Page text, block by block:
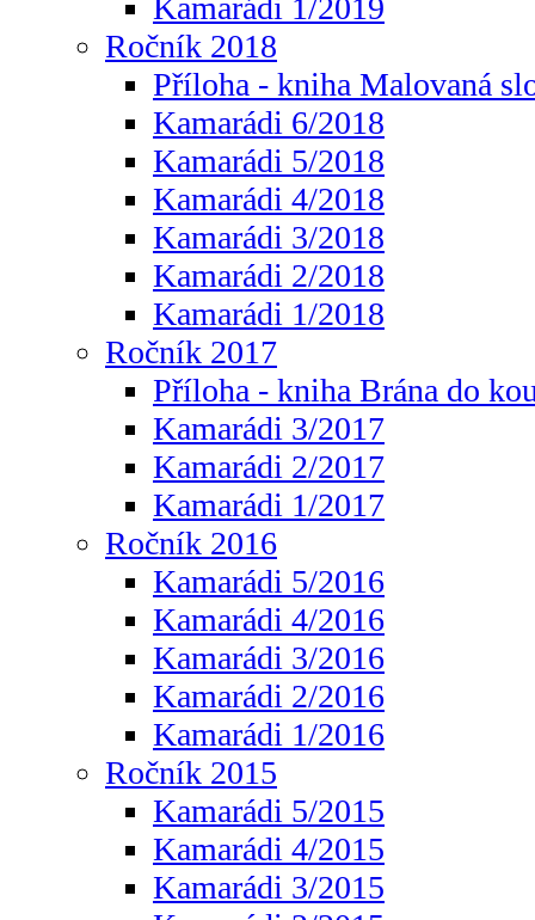
Kamarádi 1/2019
Ročník 2018
Příloha - kniha Malovaná
Kamarádi 6/2018
Kamarádi 5/2018
Kamarádi 4/2018
Kamarádi 3/2018
Kamarádi 2/2018
Kamarádi 1/2018
Ročník 2017
Příloha - kniha Brána do
Kamarádi 3/2017
Kamarádi 2/2017
Kamarádi 1/2017
Ročník 2016
Kamarádi 5/2016
Kamarádi 4/2016
Kamarádi 3/2016
Kamarádi 2/2016
Kamarádi 1/2016
Ročník 2015
Kamarádi 5/2015
Kamarádi 4/2015
Kamarádi 3/2015